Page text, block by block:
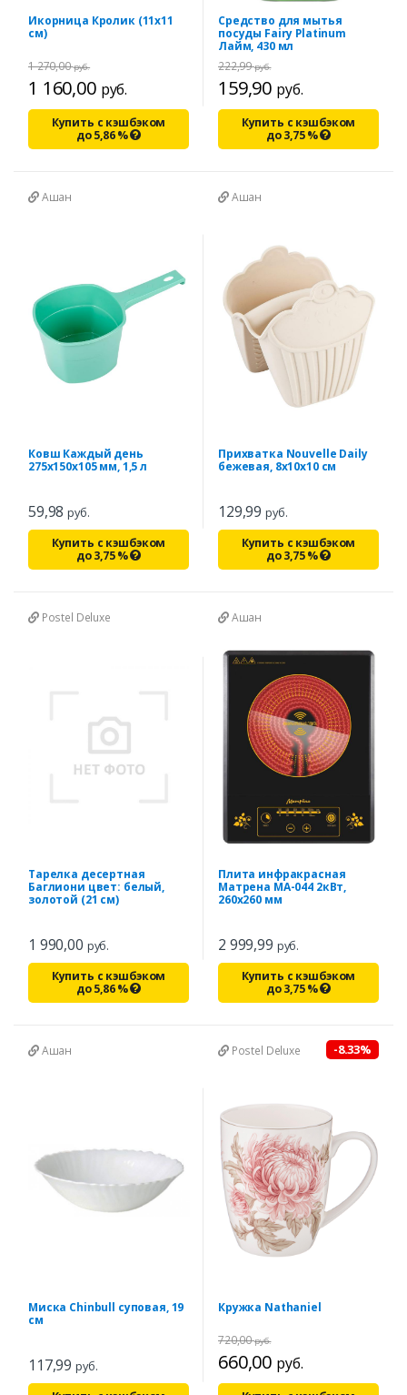
Икорница Кролик (11х11
см)
1 160,00 руб.
1 270,00руб.
Купить с кэшбэком
до5,86%
Средство для мытья
посуды Fairy Platinum
Лайм, 430 мл
159,90 руб.
222,99руб.
Купить с кэшбэком
до3,75%
Ашан
Ковш Каждый день
275х150х105 мм, 1,5 л
59,98руб.
Купить с кэшбэком
до3,75%
Ашан
Прихватка Nouvelle Daily
бежевая, 8х10х10 см
129,99 руб.
Купить с кэшбэком
до3,75%
Postel Deluxe
Тарелка десертная
Баглиони цвет: белый,
золотой (21 см)
1 990,00 руб.
Купить с кэшбэком
до5,86%
Ашан
Плита инфракрасная
Матрена МА-044 2кВт,
260х260 мм
2 999,99 руб.
Купить с кэшбэком
до3,75%
Ашан
Миска Chinbull суповая, 19
см
117,99 руб.
Postel Deluxe -8.33%
Кружка Nathaniel
660,00 руб.
720,00руб.